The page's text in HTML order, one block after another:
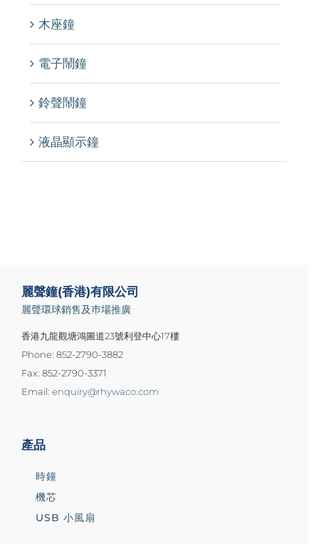
木座鐘
電子鬧鐘
鈴聲鬧鐘
液晶顯示鐘
麗聲鐘(香港)有限公司
麗聲環球銷售及巿場推廣
香港九龍觀塘鴻圖道23號利登中心17樓
Phone: 852-2790-3882
Fax: 852-2790-3371
Email: enquiry@rhywaco.com
產品
時鐘
機芯
USB 小風扇